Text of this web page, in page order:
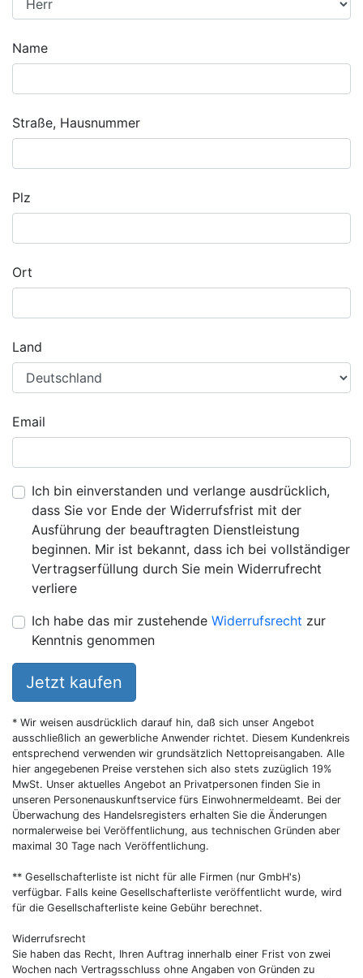
Name
Straße, Hausnummer
Plz
Ort
Land
Email
Ich bin einverstanden und verlange ausdrücklich,
dass Sie vor Ende der Widerrufsfrist mit der
Ausführung der beauftragten Dienstleistung
beginnen. Mir ist bekannt, dass ich bei vollständiger
Vertragserfüllung durch Sie mein Widerrufrecht
verliere
Ich habe das mir zustehende Widerrufsrecht zur
Kenntnis genommen
Jetzt kaufen
* Wir weisen ausdrücklich darauf hin, daß sich unser Angebot
ausschließlich an gewerbliche Anwender richtet. Diesem Kundenkreis
entsprechend verwenden wir grundsätzlich Nettopreisangaben. Alle
hier angegebenen Preise verstehen sich also stets zuzüglich 19%
MwSt. Unser aktuelles Angebot an Privatpersonen finden Sie in
unseren Personenauskunftservice fürs Einwohnermeldeamt. Bei der
Überwachung des Handelsregisters erhalten Sie die Änderungen
normalerweise bei Veröffentlichung, aus technischen Gründen aber
maximal 30 Tage nach Veröffentlichung.
** Gesellschafterliste ist nicht für alle Firmen (nur GmbH's)
verfügbar. Falls keine Gesellschafterliste veröffentlicht wurde, wird
für die Gesellschafterliste keine Gebühr berechnet.
Widerrufsrecht
Sie haben das Recht, Ihren Auftrag innerhalb einer Frist von zwei
Wochen nach Vertragsschluss ohne Angaben von Gründen zu